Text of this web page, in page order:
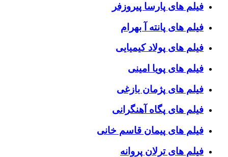
فیلم های پارسا پیروزفر
فیلم های پانته آ بهرام
فیلم های پولاد کیمیایی
فیلم های پویا امینی
فیلم های پژمان بازغی
فیلم های پگاه آهنگرانی
فیلم های پیمان قاسم خانی
فیلم های ترلان پروانه